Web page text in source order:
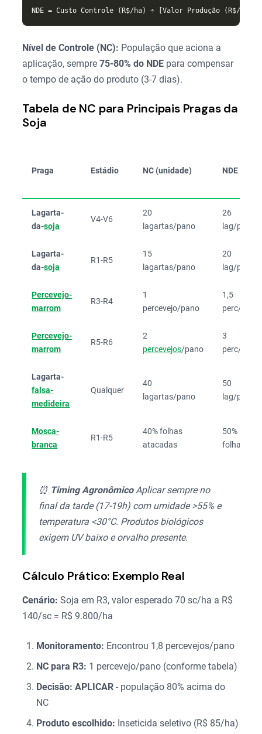
Nível de Controle (NC): População que aciona a
aplicação, sempre75-80% do NDE para compensar
o tempo de ação do produto (3-7 dias).
Tabela de NC para Principais Pragas da
Soja
Praga Estádio NC (unidade) NDE
Lagarta-
da-soja
V4-V6
20
lagartas/pano
26
lag/pano
Lagarta-
da-soja
R1-R5
15
lagartas/pano
20
lag/pano
Percevejo-
marrom
R3-R4
1
percevejo/pano
1,5
perc/pano
Percevejo-
marrom
R5-R6
2
percevejos/pano
3
perc/pano
Lagarta-
falsa-
medideira
Qualquer
40
lagartas/pano
50
lag/pano
Mosca-
branca
R1-R5
40% folhas
atacadas
50%
folhas
⏰ Timing AgronômicoAplicar sempre no
final da tarde (17-19h) com umidade >55% e
temperatura <30°C. Produtos biológicos
exigem UV baixo e orvalho presente.
Cálculo Prático: Exemplo Real
Cenário: Soja em R3, valor esperado 70 sc/ha a R$
140/sc = R$ 9.800/ha
Monitoramento: Encontrou 1,8 percevejos/pano
NC para R3: 1 percevejo/pano (conforme tabela)
Decisão: APLICAR - população 80% acima do
NC
Produto escolhido: Inseticida seletivo (R$ 85/ha)